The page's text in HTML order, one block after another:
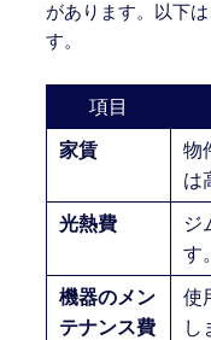
があります。以下
す。
項目
家賃
物
は
光熱費
ジ
す。
機器のメン
テナンス費
使
し